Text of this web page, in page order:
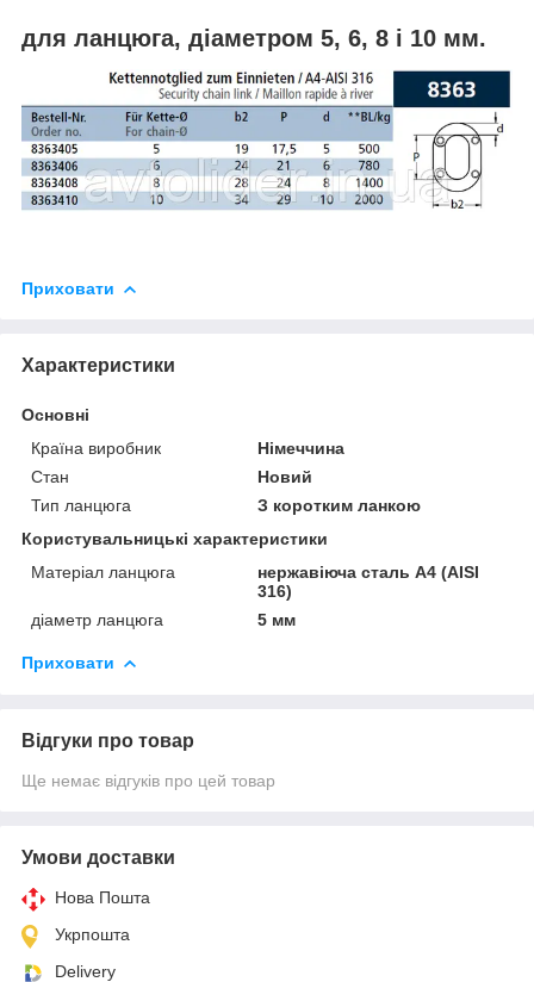
для ланцюга, діаметром 5, 6, 8 і 10 мм.
Приховати
Характеристики
Основні
Країна виробник
Німеччина
Стан
Новий
Тип ланцюга
З коротким ланкою
Користувальницькі характеристики
Матеріал ланцюга
нержавіюча сталь А4 (AISI
316)
діаметр ланцюга
5 мм
Приховати
Відгуки про товар
Ще немає відгуків про цей товар
Умови доставки
Нова Пошта
Укрпошта
Delivery